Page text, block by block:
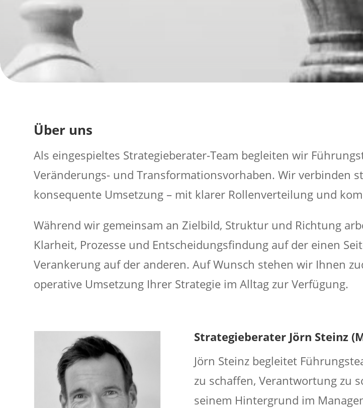
Über uns
Als eingespieltes Strategieberater-Team begleiten wir
Veränderungs- und Transformationsvorhaben. Wir verbinden
konsequente Umsetzung – mit klarer Rollenverteilung und
Während wir gemeinsam an Zielbild, Struktur und Richtung
Klarheit, Prozesse und Entscheidungsfindung auf der einen
Verankerung auf der anderen. Auf Wunsch stehen wir Ihnen
operative Umsetzung Ihrer Strategie im Alltag zur Verfügung.
Strategieberater Jörn Steinz
Jörn Steinz begleitet
zu schaffen, Verantwortung zu
seinem Hintergrund im